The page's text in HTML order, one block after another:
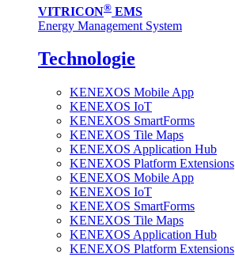
VITRICON® EMS
Energy Management System
Technologie
KENEXOS Mobile App
KENEXOS IoT
KENEXOS SmartForms
KENEXOS Tile Maps
KENEXOS Application Hub
KENEXOS Platform Extensions
KENEXOS Mobile App
KENEXOS IoT
KENEXOS SmartForms
KENEXOS Tile Maps
KENEXOS Application Hub
KENEXOS Platform Extensions